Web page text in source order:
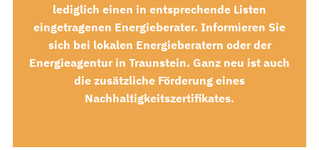
lediglich einen in entsprechende Listen
eingetragenen Energieberater. Informieren Sie
sich bei lokalen Energieberatern oder der
Energieagentur in Traunstein. Ganz neu ist auch
die zusätzliche Förderung eines
Nachhaltigkeitszertifikates.